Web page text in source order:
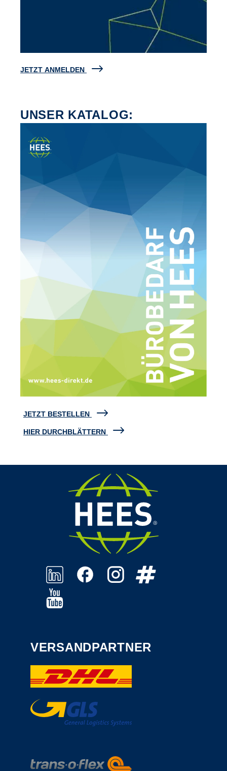
JETZT ANMELDEN
UNSER KATALOG:
JETZT BESTELLEN
HIER DURCHBLÄTTERN
VERSANDPARTNER